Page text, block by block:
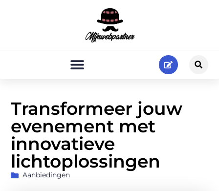
Transformeer jouw
evenement met
innovatieve
lichtoplossingen
Aanbiedingen